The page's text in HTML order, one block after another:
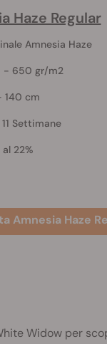
Haze Regular
Amnesia Haze
- 650 gr/m2
140 cm
Settimane
al 22%
Amnesia Haze
Widow per